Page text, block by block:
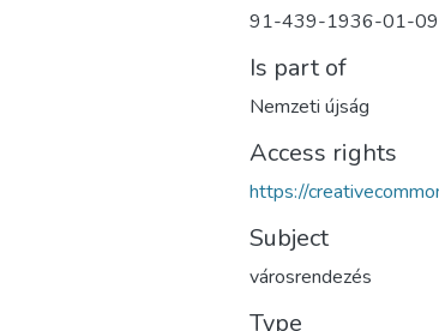
91-439-1936-01-
Is part of
Nemzeti újság
Access rights
https://
Subject
városrendezés
Type